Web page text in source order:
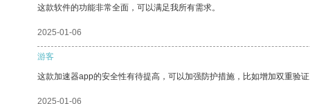
这款软件的功能非常全面，可以满足我所有需求。
2025-01-06
游客
这款加速器app的安全性有待提高，可以加强防护措施，比如增加双重验证
2025-01-06